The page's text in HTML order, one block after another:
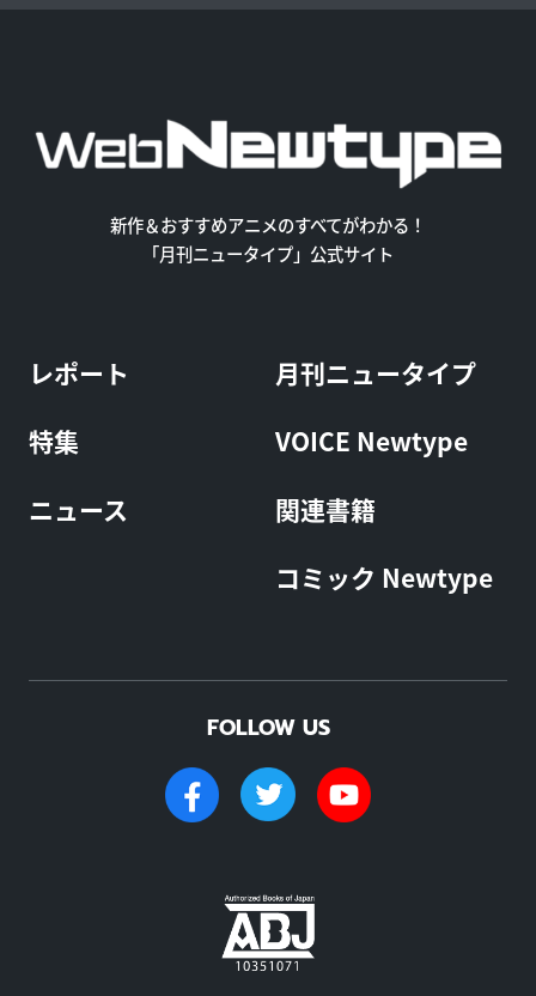
新作＆おすすめアニメのすべてがわかる！
「月刊ニュータイプ」公式サイト
レポート
特集
ニュース
月刊ニュータイプ
VOICE Newtype
関連書籍
コミック Newtype
FOLLOW US